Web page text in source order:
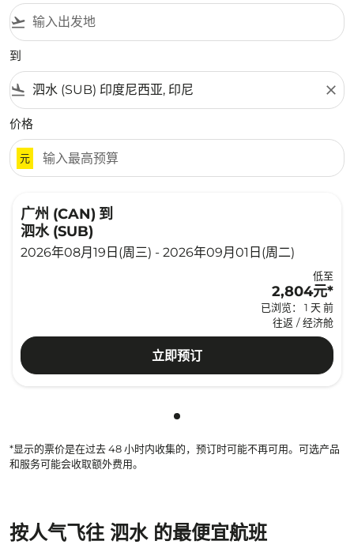
flight_takeoff
到
flight_land close
价格
元
广州 (CAN) 到
泗水 (SUB)
2026年08月19日(周三) - 2026年09月01日(周二)
低至
2,804元*
已浏览： 1 天 前
往返 / 经济舱
立即预订
显示 cmp-pagination-
*显示的票价是在过去 48 小时内收集的，预订时可能不再可用。可选产品
和服务可能会收取额外费用。
按人气飞往 泗水 的最便宜航班